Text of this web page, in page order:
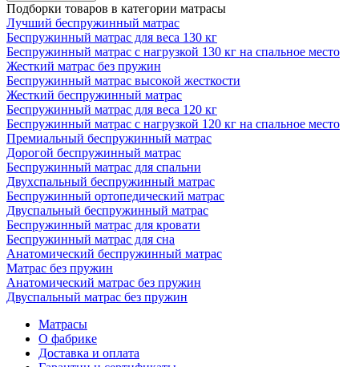
Подборки товаров в категории матрасы
Лучший беспружинный матрас
Беспружинный матрас для веса 130 кг
Беспружинный матрас с нагрузкой 130 кг на спальное место
Жесткий матрас без пружин
Беспружинный матрас высокой жесткости
Жесткий беспружинный матрас
Беспружинный матрас для веса 120 кг
Беспружинный матрас с нагрузкой 120 кг на спальное место
Премиальный беспружинный матрас
Дорогой беспружинный матрас
Беспружинный матрас для спальни
Двухспальный беспружинный матрас
Беспружинный ортопедический матрас
Двуспальный беспружинный матрас
Беспружинный матрас для кровати
Беспружинный матрас для сна
Анатомический беспружинный матрас
Матрас без пружин
Анатомический матрас без пружин
Двуспальный матрас без пружин
Матрасы
О фабрике
Доставка и оплата